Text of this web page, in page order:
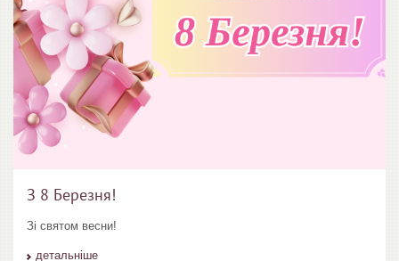
З 8 Березня!
Зі святом весни!
детальніше